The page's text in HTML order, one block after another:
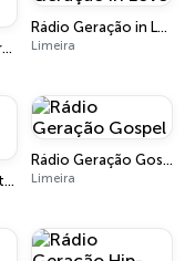
Rádio Geração Sertaneja
Rádio Geração in Love
Limeira
Rádio Geração Católica
Rádio Geração Gospel
Limeira